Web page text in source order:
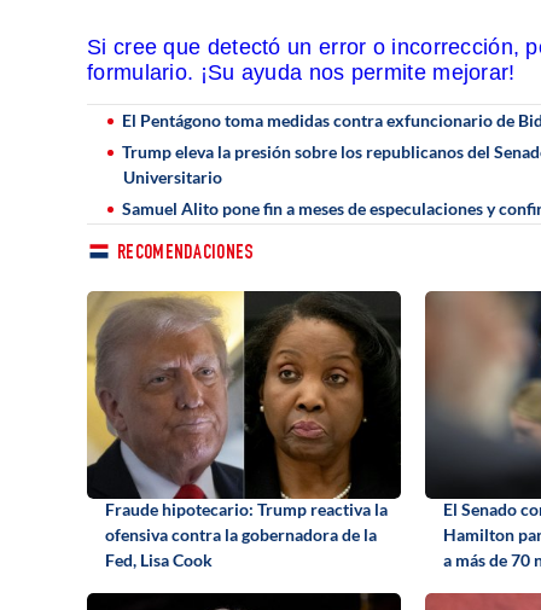
Si cree que detectó un error o incorrección,
formulario. ¡Su ayuda nos permite mejorar!
El Pentágono toma medidas contra exfuncionario de
Trump eleva la presión sobre los republicanos del
Universitario
Samuel Alito pone fin a meses de especulaciones y
RECOMENDACIONES
Fraude hipotecario: Trump reactiva la
ofensiva contra la gobernadora de la
Fed, Lisa Cook
El Senado
Hamilton
a más de 70